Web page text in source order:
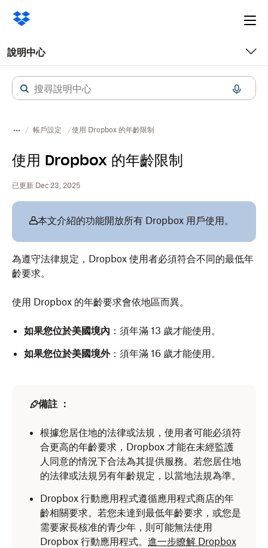
說明中心
帳戶設定 使用 Dropbox 的年齡限制
使用 Dropbox 的年齡限制
已更新 Dec 23, 2025
本文介紹的功能開放所有 Dropbox 用戶使用。
為遵守法律規定，Dropbox 使用者必須符合不同的最低年
齡要求。
使用 Dropbox 的年齡要求會依地區而異。
如果您位於美國境內 ：須年滿 13 歲才能使用。
如果您位於美國境外：須年滿 16 歲才能使用。
備註 ：
根據您居住地的法律或法規，使用者可能必須符
合更高的年齡要求，Dropbox 才能在未經監護
人同意的情況下合法為其提供服務。若您居住地
的法律或法規另有年齡規定，以當地法規為準。
Dropbox 行動應用程式遵循應用程式商店的年
齡相關要求。若您未達到最低年齡要求，或您是
需要家長核准的青少年，則可能無法使用
Dropbox 行動應用程式。 進一步瞭解 Dropbox